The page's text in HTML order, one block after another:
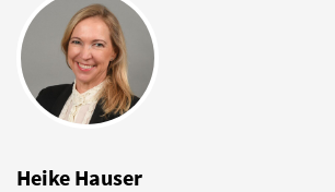
Heike Hauser